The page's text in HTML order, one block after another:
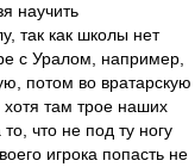
научить
так как школы нет
с Уралом, например,
потом во вратарскую
там трое наших
что не под ту ногу
игрока попасть не